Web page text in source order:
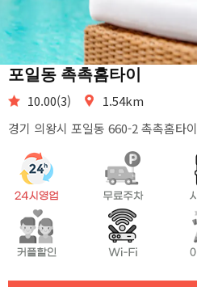
포일동 촉촉홈타이
10.00(3)
1.54km
경기 의왕시 포일동 660-2 촉촉홈타이